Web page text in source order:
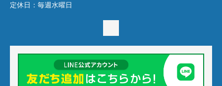
定休日： 毎週水曜日